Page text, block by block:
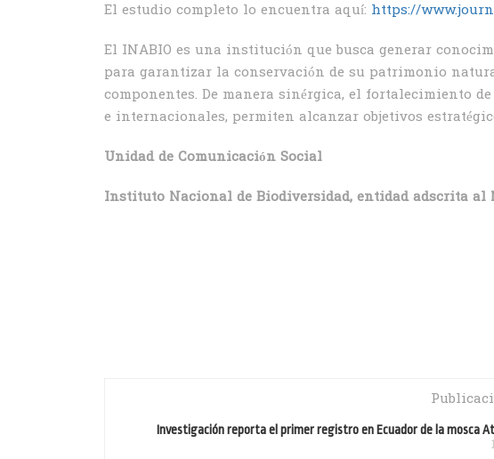
El estudio completo lo encuentra aquí: https://
El INABIO es una institución que busca generar
para garantizar la conservación de su patrimonio
componentes. De manera sinérgica, el fortalecimiento
e internacionales, permiten alcanzar objetivos
Unidad de Comunicación Social
Instituto Nacional de Biodiversidad, entidad adscrita
Investigación reporta el primer registro en Ecuador de la mosca